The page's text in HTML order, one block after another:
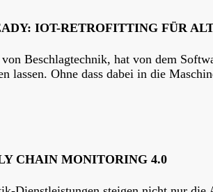
IOT-RETROFITTING FÜR
Beschlagtechnik, hat von dem
lassen. Ohne dass dabei in die
CHAIN MONITORING 4.0